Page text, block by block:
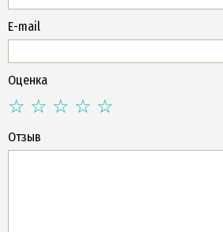
E-mail
Оценка
Отзыв